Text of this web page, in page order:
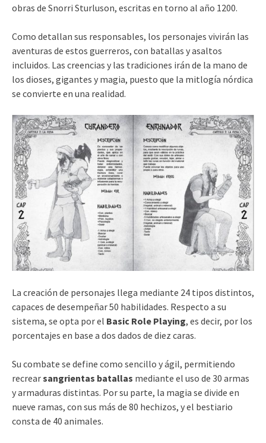
obras de Snorri Sturluson, escritas en torno al año 1200.
Como detallan sus responsables, los personajes vivirán las
aventuras de estos guerreros, con batallas y asaltos
incluidos. Las creencias y las tradiciones irán de la mano de
los dioses, gigantes y magia, puesto que la mitlogía nórdica
se convierte en una realidad.
La creación de personajes llega mediante 24 tipos distintos,
capaces de desempeñar 50 habilidades. Respecto a su
sistema, se opta por el Basic Role Playing, es decir, por los
porcentajes en base a dos dados de diez caras.
Su combate se define como sencillo y ágil, permitiendo
recrearsangrientas batallas mediante el uso de 30 armas
y armaduras distintas. Por su parte, la magia se divide en
nueve ramas, con sus más de 80 hechizos, y el bestiario
consta de 40 animales.